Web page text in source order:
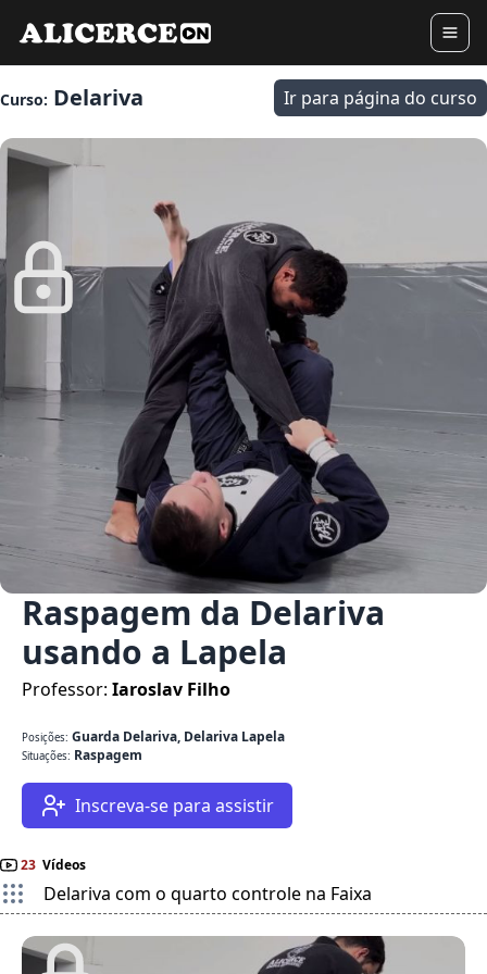
Curso: Delariva Ir para página do curso
Raspagem da Delariva
usando a Lapela
Professor: Iaroslav Filho
Posições: Guarda Delariva, Delariva Lapela
Situações: Raspagem
Inscreva-se para assistir
23 Vídeos
Delariva com o quarto controle na Faixa